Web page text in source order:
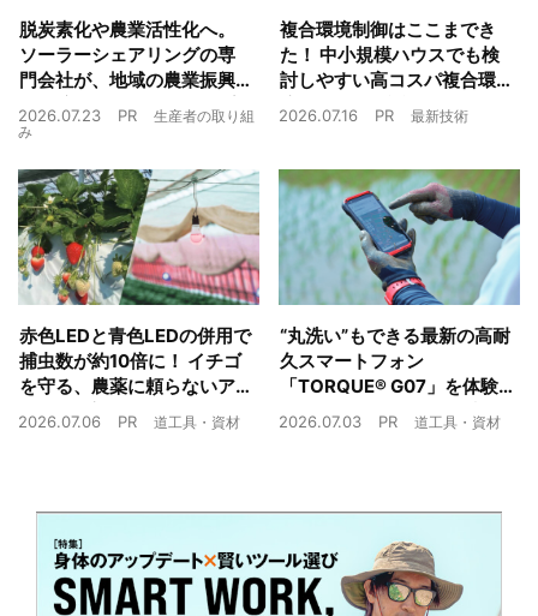
脱炭素化や農業活性化へ。
ソーラーシェアリングの専
門会社が、地域の農業振興
や経済循環をワンストップ
でサポート
2026.07.23 PR
生産者の取り組
み
複合環境制御はここまでき
た！ 中小規模ハウスでも検
討しやすい高コスパ複合環
境制御装置が誕生
2026.07.16 PR 最新技術
赤色LEDと青色LEDの併用で
捕虫数が約10倍に！ イチゴ
を守る、農薬に頼らないア
ザミウマ対策
2026.07.06 PR 道工具・資材
“丸洗い”もできる最新の高耐
久スマートフォン
「TORQUE® G07」を体験
農業現場の“スマホの弱点”を
2026.07.03 PR 道工具・資材